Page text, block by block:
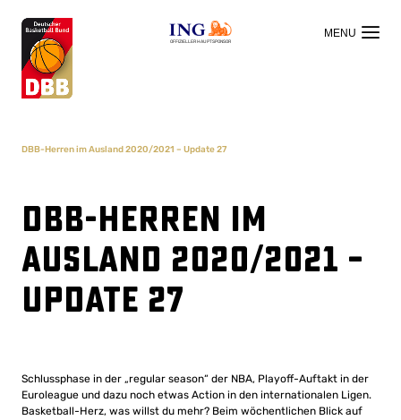
OFFIZIELLER HAUPTSPONSOR
DBB-Herren im Ausland 2020/2021 – Update 27
DBB-Herren im
Ausland 2020/2021 –
Update 27
Schlussphase in der „regular season“ der NBA, Playoff-Auftakt in der
Euroleague und dazu noch etwas Action in den internationalen Ligen.
Basketball-Herz, was willst du mehr? Beim wöchentlichen Blick auf